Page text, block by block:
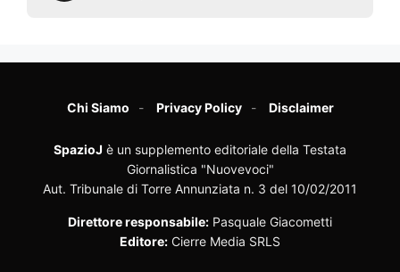
Chi Siamo Privacy Policy Disclaimer
SpazioJ è un supplemento editoriale della Testata
Giornalistica "Nuovevoci"
Aut. Tribunale di Torre Annunziata n. 3 del 10/02/2011
Direttore responsabile: Pasquale Giacometti
Editore: Cierre Media SRLS